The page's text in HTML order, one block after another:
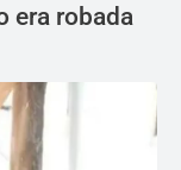
era robada